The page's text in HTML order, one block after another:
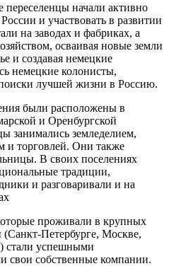
переселенцы начали активно
и участвовать в развитии
на заводах и фабриках, а
осваивая новые земли
и создавая немецкие
немецкие колонисты,
лучшей жизни в Россию.
были расположены в
и Оренбургской
занимались земледелием,
и торговлей. Они также
В своих поселениях
традиции,
и разговаривали и на
проживали в крупных
Петербурге, Москве,
стали успешными
свои собственные компании.